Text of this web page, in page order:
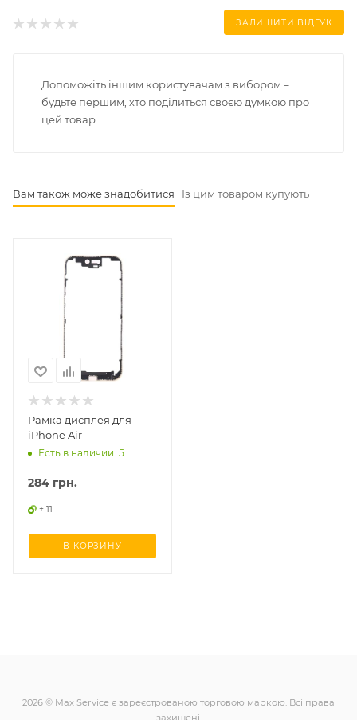
ЗАЛИШИТИ ВІДГУК
Допоможіть іншим користувачам з вибором –
будьте першим, хто поділиться своєю думкою про
цей товар
Вам також може знадобитися Із цим товаром купують
Рамка дисплея для
iPhone Air
Есть в наличии: 5
284 грн.
+ 11
В КОРЗИНУ
2026 © Max Service є зареєстрованою торговою маркою. Всі права
захищені.